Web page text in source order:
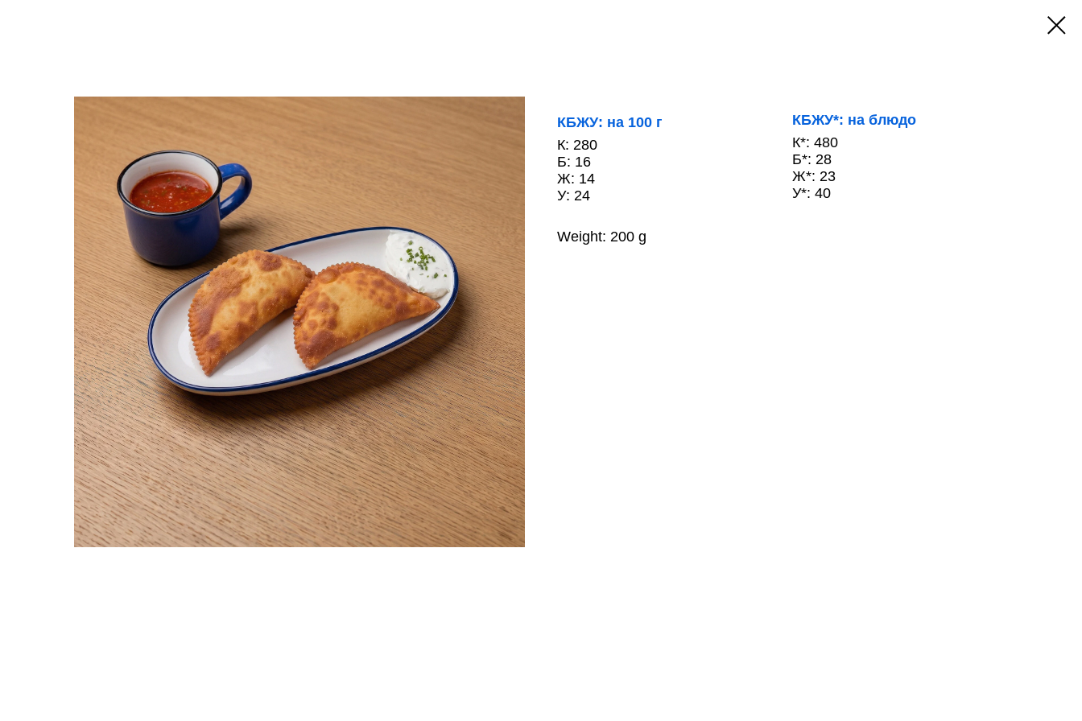
КБЖУ: на 100 г
К: 280
Б: 16
Ж: 14
У: 24
КБЖУ*: на блюдо
К*: 480
Б*: 28
Ж*: 23
У*: 40
Weight: 200 g